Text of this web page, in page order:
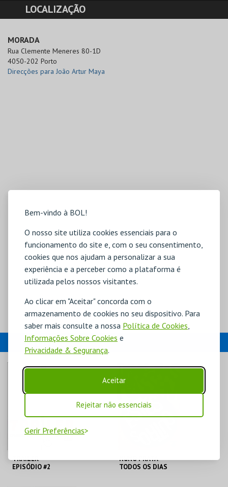
Bem-vindo à BOL!
O nosso site utiliza cookies essenciais para o
funcionamento do site e, com o seu consentimento,
cookies que nos ajudam a personalizar a sua
experiência e a perceber como a plataforma é
utilizada pelos nossos visitantes.
Ao clicar em "Aceitar" concorda com o
armazenamento de cookies no seu dispositivo. Para
saber mais consulte a nossa Política de Cookies
Informações Sobre Cookies e
Privacidade & Segurança.
Aceitar
Rejeitar não essenciais
Gerir Preferências
LOCALIZAÇÃO
MORADA
Rua Clemente Meneres 80-1D
4050-202 Porto
Direcções para João Artur Maya
EVENTOS
TRAILER -
EPISÓDIO #2
NUNO PRATA -
TODOS OS DIAS